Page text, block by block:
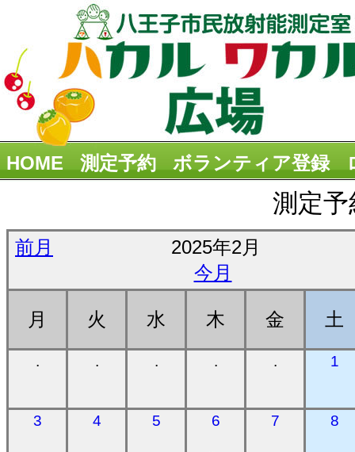
HOME 測定予約 ボランティア登録
測定
前月
2025年2月
今月
月 火 水 木 金 土
. . . . . 1
3 4 5 6 7 8